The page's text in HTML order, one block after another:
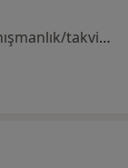
Bu uzman ilgili adres için online danışmanlık/takvim sunmuyor.